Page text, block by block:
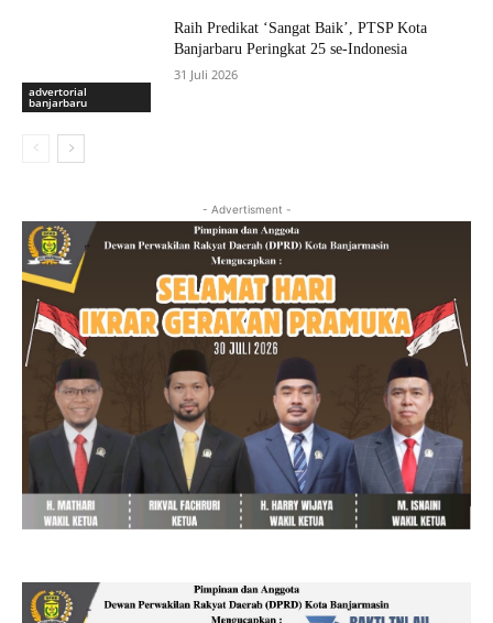
advertorial
banjarbaru
Raih Predikat ‘Sangat Baik’, PTSP Kota
Banjarbaru Peringkat 25 se-Indonesia
31 Juli 2026
- Advertisment -